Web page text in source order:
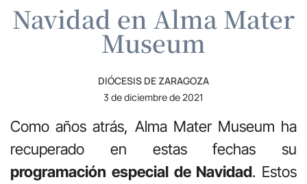
Navidad en Alma Mater
Museum
DIÓCESIS DE ZARAGOZA
3 de diciembre de 2021
Como años atrás, Alma Mater Museum ha
recuperado en estas fechas su
programación especial de Navidad. Estos